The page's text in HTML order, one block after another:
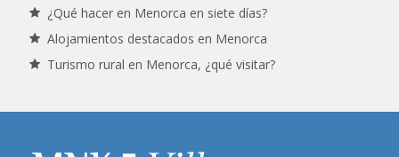
¿Qué hacer en Menorca en siete días?
Alojamientos destacados en Menorca
Turismo rural en Menorca, ¿qué visitar?